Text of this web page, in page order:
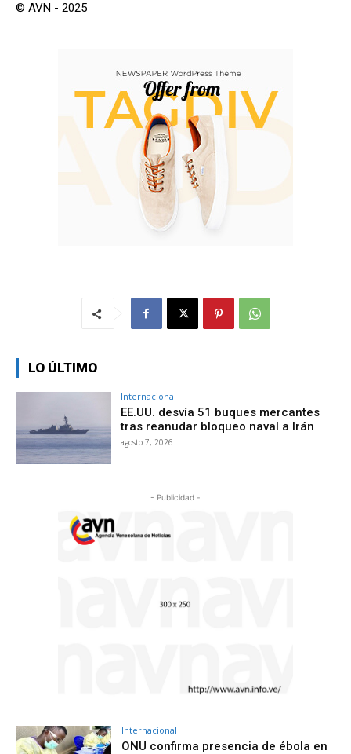
© AVN - 2025
LO ÚLTIMO
Internacional
EE.UU. desvía 51 buques mercantes
tras reanudar bloqueo naval a Irán
agosto 7, 2026
- Publicidad -
Internacional
ONU confirma presencia de ébola en